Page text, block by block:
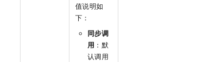
值说明如
下：
同步调
用 ：默
认调用